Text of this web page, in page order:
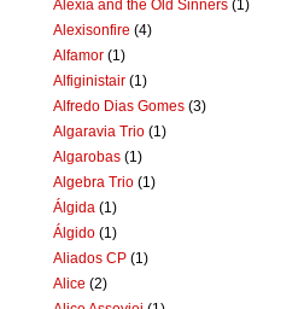
Alexia and the Old Sinners (1)
Alexisonfire (4)
Alfamor (1)
Alfiginistair (1)
Alfredo Dias Gomes (3)
Algaravia Trio (1)
Algarobas (1)
Algebra Trio (1)
Álgida (1)
Álgido (1)
Aliados CP (1)
Alice (2)